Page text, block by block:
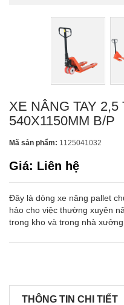
XE NÂNG TAY 2,5
540X1150MM B/P
Mã sản phẩm: 1125041032
Giá: Liên hệ
Đây là dòng xe nâng pallet
hảo cho việc thường xuyên
trong kho và trong nhà xưởng.
THÔNG TIN CHI TIẾT